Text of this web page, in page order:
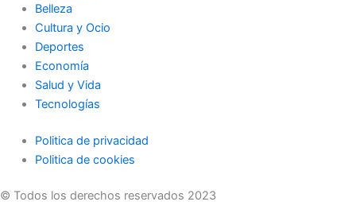
Belleza
Cultura y Ocio
Deportes
Economía
Salud y Vida
Tecnologías
Politica de privacidad
Politica de cookies
© Todos los derechos reservados 2023